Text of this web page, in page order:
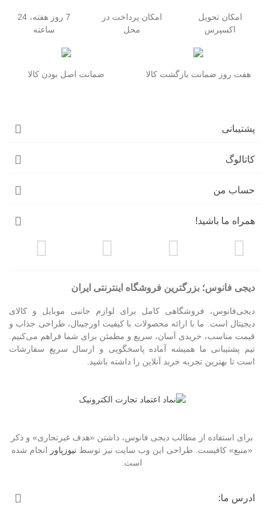
امکان تحویل
اکسپرس
امکان پرداخت در
محل
7 روز هفته، 24
ساعته
هفت روز ضمانت بازگشت کالا ضمانت اصل بودن کالا
پشتیبانی
کاتالوگ
حساب من
همراه ما باشید!
دیجی فانوس؛ بزرگترین فروشگاه اینترنتی ایران
دیجی‌فانوس، فروشگاهی کامل برای لوازم جانبی موبایل و کالای
دیجیتال است. ما با ارائه محصولات با کیفیت اورجینال، طراحی جذاب و
قیمت مناسب، خریدی آسان، سریع و مطمئن برای شما فراهم می‌کنیم.
تیم پشتیبانی ما همیشه آماده پاسخگویی و ارسال سریع سفارشات
است تا بهترین تجربه خرید آنلاین را داشته باشید.
برای استفاده از مطالب دیجی فانوس، داشتن «هدف غیرتجاری» و ذکر
«منبع» کافیست. طراحی این وب سایت نیز توسط نیوزپاور انجام شده
است.
ادرس ما: